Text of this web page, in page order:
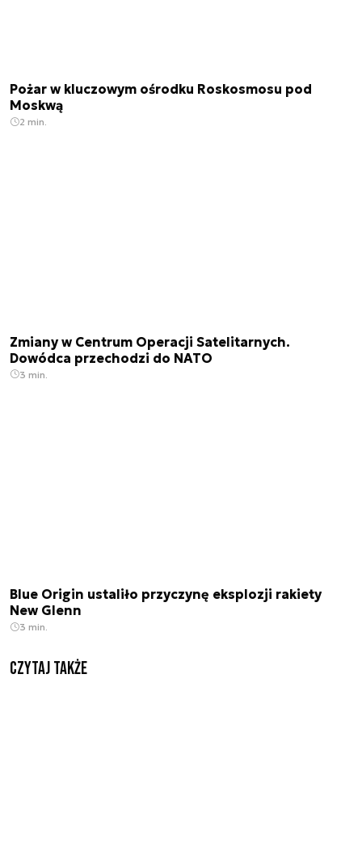
Pożar w kluczowym ośrodku Roskosmosu pod
Moskwą
2 min.
Zmiany w Centrum Operacji Satelitarnych.
Dowódca przechodzi do NATO
3 min.
Blue Origin ustaliło przyczynę eksplozji rakiety
New Glenn
3 min.
Czytaj także